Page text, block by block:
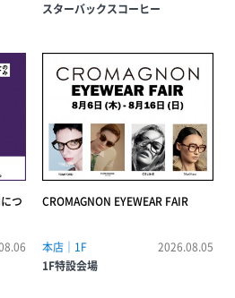
スターバックスコーヒー
つ
CROMAGNON EYEWEAR FAIR
本店｜1F
2026.08.05
1F特設会場